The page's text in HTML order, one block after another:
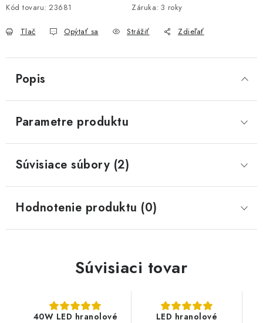
Kód tovaru: 23681 Záruka: 3 roky
Tlač Opýtať sa Strážiť Zdieľať
Popis
Parametre produktu
Súvisiace súbory (2)
Hodnotenie produktu (0)
Súvisiaci tovar
40W LED hranolové
LED hranolové